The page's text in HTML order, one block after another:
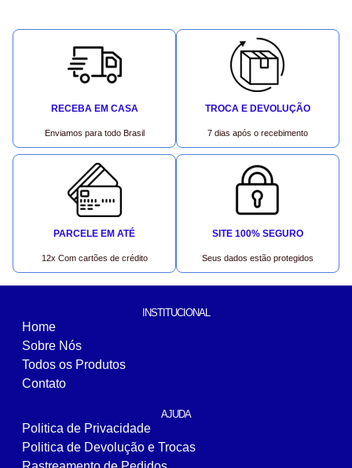
RECEBA EM CASA
Enviamos para todo Brasil
TROCA E DEVOLUÇÃO
7 dias após o recebimento
PARCELE EM ATÉ
12x Com cartões de crédito
SITE 100% SEGURO
Seus dados estão protegidos
INSTITUCIONAL
Home
Sobre Nós
Todos os Produtos
Contato
AJUDA
Politica de Privacidade
Politica de Devolução e Trocas